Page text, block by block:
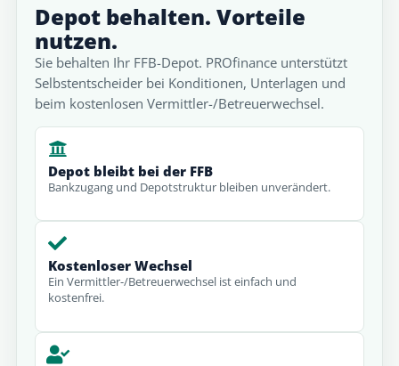
Depot behalten. Vorteile
nutzen.
Sie behalten Ihr FFB-Depot. PROfinance unterstützt
Selbstentscheider bei Konditionen, Unterlagen und
beim kostenlosen Vermittler-/Betreuerwechsel.
Depot bleibt bei der FFB
Bankzugang und Depotstruktur bleiben unverändert.
Kostenloser Wechsel
Ein Vermittler-/Betreuerwechsel ist einfach und
kostenfrei.